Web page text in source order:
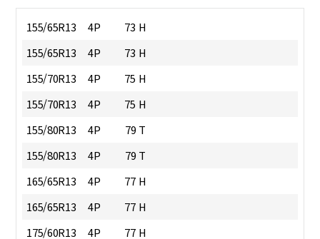
155/65R13 4P
73 H
155/65R13
4P
73 H
155/70R13
4P
75 H
155/70R13
4P
75 H
155/80R13
4P
79 T
155/80R13
4P
79 T
165/65R13
4P
77 H
165/65R13
4P
77 H
175/60R13
4P
77 H